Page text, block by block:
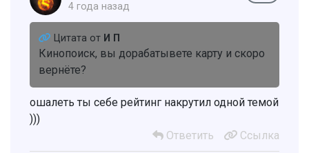
4 года назад
Цитата от И П
Кинопоиск, вы дорабатывете карту и скоро
вернёте?
ошалеть ты себе рейтинг накрутил одной темой
)))
Ответить
Ссылка